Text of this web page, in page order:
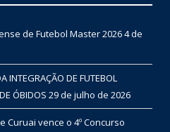
de Futebol Master 20264 de
INTEGRAÇÃO DE FUTEBOL
ÓBIDOS 29 de julho de 2026
Curuai vence o 4º Concurso